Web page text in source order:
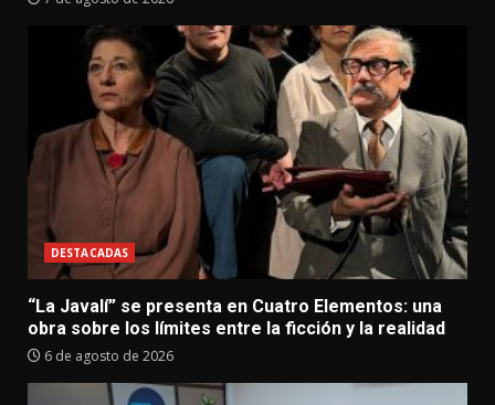
DESTACADAS
“La Javalí” se presenta en Cuatro Elementos: una
obra sobre los límites entre la ficción y la realidad
6 de agosto de 2026